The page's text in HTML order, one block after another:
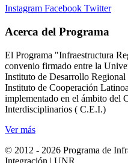
Instagram Facebook Twitter
Acerca del Programa
El Programa "Infraestructura
convenio firmado entre la
Instituto de Desarrollo
Instituto de Cooperación
implementado en el ámbito del
Interdisciplinarios ( C.E.I.)
Ver más
© 2012 - 2026 Programa de
Integración | UNR